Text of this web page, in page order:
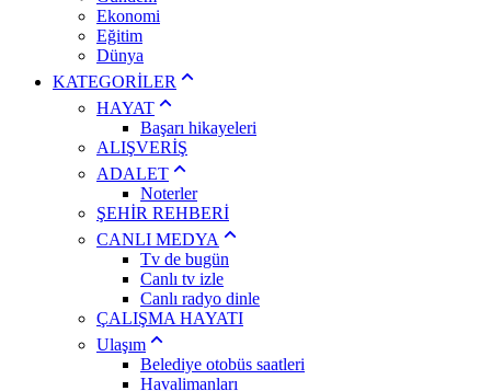
Ekonomi
Eğitim
Dünya
KATEGORİLER
HAYAT
Başarı hikayeleri
ALIŞVERİŞ
ADALET
Noterler
ŞEHİR REHBERİ
CANLI MEDYA
Tv de bugün
Canlı tv izle
Canlı radyo dinle
ÇALIŞMA HAYATI
Ulaşım
Belediye otobüs saatleri
Havalimanları